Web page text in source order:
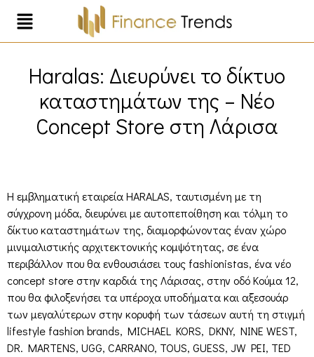
Haralas: Διευρύνει το δίκτυο
καταστημάτων της – Νέο
Concept Store στη Λάρισα
Η εμβληματική εταιρεία HARALAS, ταυτισμένη με τη
σύγχρονη μόδα, διευρύνει με αυτοπεποίθηση και τόλμη το
δίκτυο καταστημάτων της, διαμορφώνοντας έναν χώρο
μινιμαλιστικής αρχιτεκτονικής κομψότητας, σε ένα
περιβάλλον που θα ενθουσιάσει τους fashionistas, ένα νέο
concept store στην καρδιά της Λάρισας, στην οδό Κούμα 12,
που θα φιλοξενήσει τα υπέροχα υποδήματα και αξεσουάρ
των μεγαλύτερων στην κορυφή των τάσεων αυτή τη στιγμή
lifestyle fashion brands, MICHAEL KORS, DKNY, NINE WEST,
DR. MARTENS, UGG, CARRANO, TOUS, GUESS, JW PEI, TED